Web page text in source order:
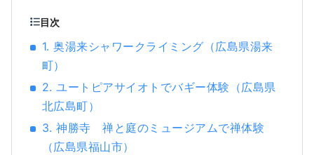
海道でのサイクリングやトレッキング、スキ
実。
目次
1. 奥湯来シャワークライミング（広島県湯来
町）
2. ユートピアサイオトでバギー体験（広島県
北広島町）
3. 神勝寺 禅と庭のミュージアムで禅体験
（広島県福山市）